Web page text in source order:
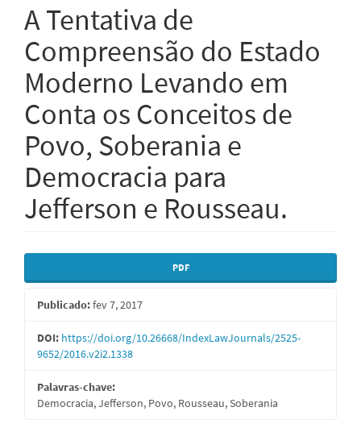
A Tentativa de
Compreensão do Estado
Moderno Levando em
Conta os Conceitos de
Povo, Soberania e
Democracia para
Jefferson e Rousseau.
Barra
lateral
de
artigos
PDF
Publicado:fev 7, 2017
DOI: https://doi.org/10.26668/IndexLawJournals/2525-
9652/2016.v2i2.1338
Palavras-chave:
Democracia, Jefferson, Povo, Rousseau, Soberania